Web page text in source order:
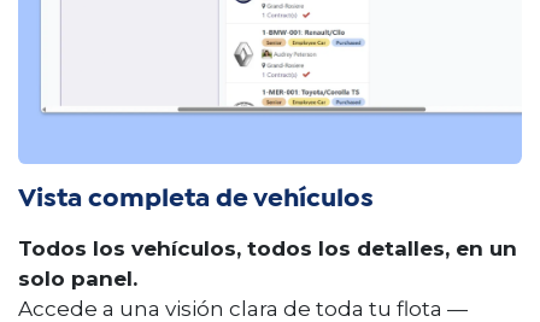
Vista completa de vehículos
Todos los vehículos, todos los detalles, en un
solo panel.
Accede a una visión clara de toda tu flota —